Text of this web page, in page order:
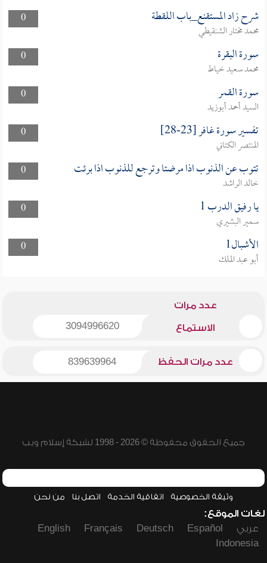
0 شرح زاد المستقنع_باب اللقطة
محمد مختار الشنقيطي
0
سورة البقرة
محمد سعيد خياط
0
سورة القمر
السيد أحمد أبوزيد
0
تفسير سورة غافر [23-28]
المنتصر الكتاني
0
تتوب عن الذنوب اذا مرضتا وترجع للذنوب اذا برئت
خالد الراشد
0
يا رفيق الدرب 1
سمير البشيري
0
الأشبال1
أبو عبد الملك
عدد مرات
الاستماع 3094996620
عدد مرات الحفظ 839639964
جميع الحقوق محفوظة © 2026 - 1998 لشبكة إسلام ويب
وثيقة الخصوصية اتفاقية الخدمة اتصل بنا من نحن
لغات الموقع:
عربي
Español
Deutsch
Français
English
Indonesia